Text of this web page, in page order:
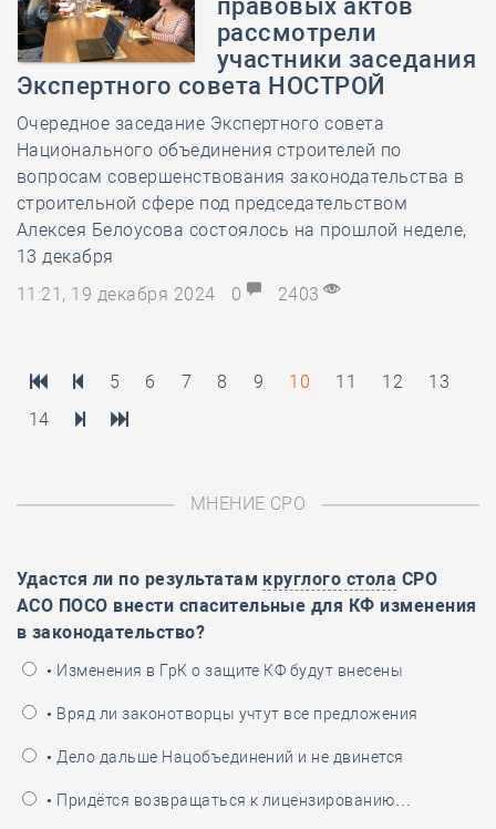
правовых актов
рассмотрели
участники заседания
Экспертного совета НОСТРОЙ
Очередное заседание Экспертного совета
Национального объединения строителей по
вопросам совершенствования законодательства в
строительной сфере под председательством
Алексея Белоусова состоялось на прошлой неделе,
13 декабря
11:21, 19 декабря 2024
0 2403
5 6 7 8 9 10 11 12
13
14
МНЕНИЕ СРО
Удастся ли по результатам круглого стола СРО
АСО ПОСО внести спасительные для КФ изменения
в законодательство?
• Изменения в ГрК о защите КФ будут внесены
• Вряд ли законотворцы учтут все предложения
• Дело дальше Нацобъединений и не двинется
• Придётся возвращаться к лицензированию…